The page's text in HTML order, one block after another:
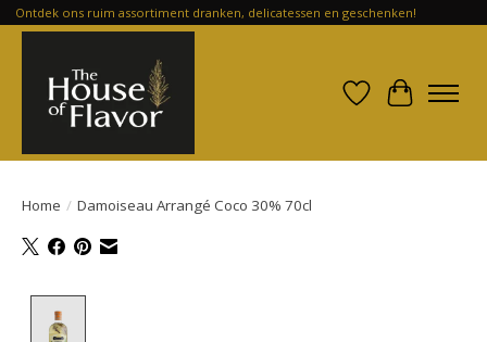
Ontdek ons ruim assortiment dranken, delicatessen en geschenken!
Verlanglijst
Home / Damoiseau Arrangé Coco 30% 70cl